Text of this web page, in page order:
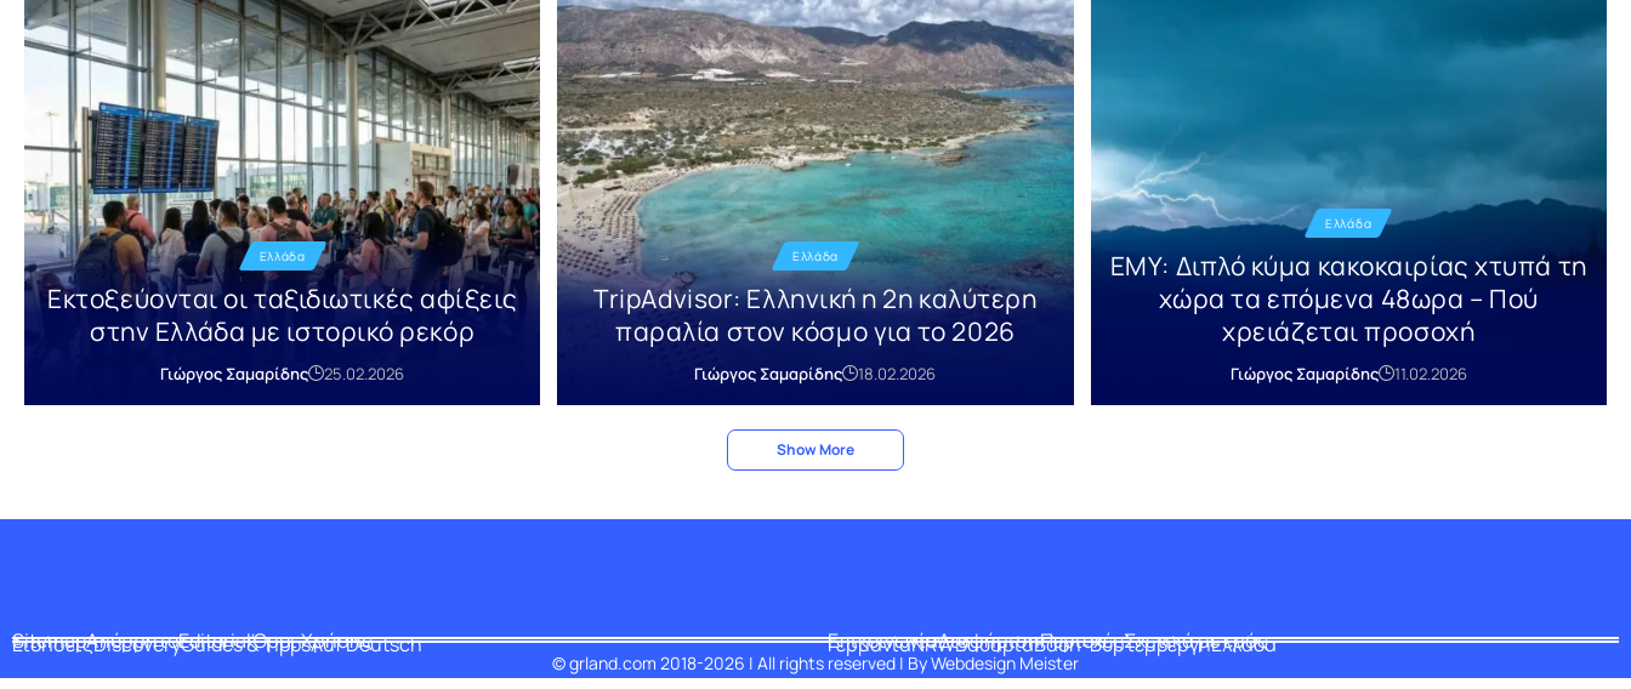
Ελλάδα
Εκτοξεύονται οι ταξιδιωτικές αφίξεις
στην Ελλάδα με ιστορικό ρεκόρ
Γιώργος Σαμαρίδης 25.02.2026
Ελλάδα
TripAdvisor: Ελληνική η 2η καλύτερη
παραλία στον κόσμο για το 2026
Γιώργος Σαμαρίδης 18.02.2026
Ελλάδα
ΕΜΥ: Διπλό κύμα κακοκαιρίας χτυπά τη
χώρα τα επόμενα 48ωρα – Πού
χρειάζεται προσοχή
Γιώργος Σαμαρίδης 11.02.2026
Show More
ΕιδήσειςDiscoveryGuides & TippsAuf Deutsch ΓερμανίαNRWΒαυαρίαΒάδη-ΒυρτεμβέργηΕλλάδα
SitemapΑπόρρητοEditorialΌροι Χρήσης ΕπικοινωνίαΔιαφήμισηΠεριοχέςΣχετικά με εμάς
© grland.com 2018-2026 | All rights reserved | ByWebdesign Meister